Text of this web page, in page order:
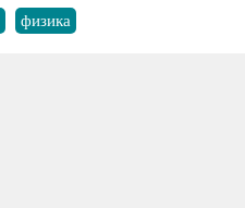
физика